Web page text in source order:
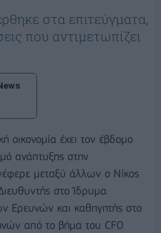
στα επιτεύγματα,
που αντιμετωπίζει
οικονομία έχει τον έβδομο
ανάπτυξης στην
μεταξύ άλλων ο Νίκος
στο Ίδρυμα
Ερευνών και καθηγητής στο
από το βήμα του CFO